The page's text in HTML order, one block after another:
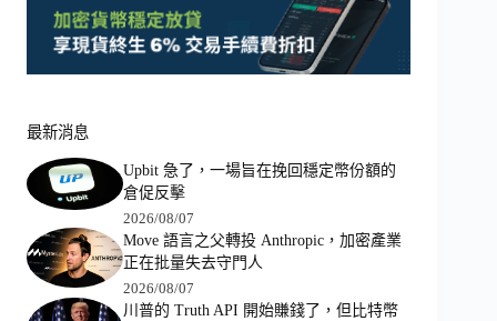
最新消息
Upbit 急了，一場旨在挽回穩定幣份額的
倉促反擊
2026/08/07
Move 語言之父轉投 Anthropic，加密產業
正在批量失去守門人
2026/08/07
川普的 Truth API 開始賺錢了，但比特幣